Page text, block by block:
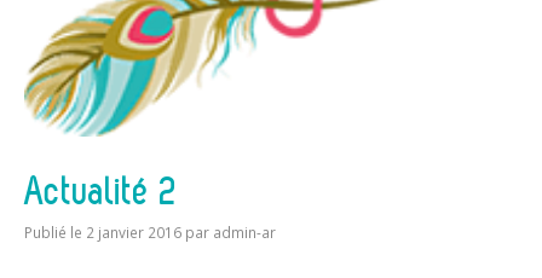
Actualité 2
Publié le 2 janvier 2016 par admin-ar